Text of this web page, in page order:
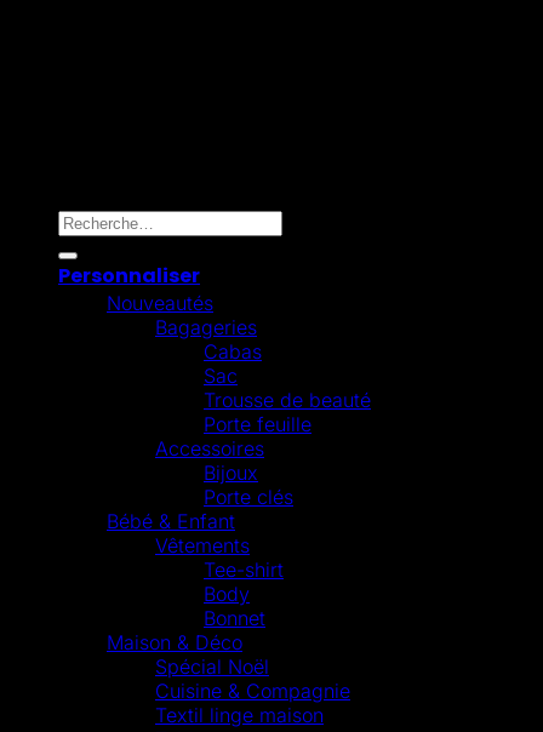
Personnaliser
Nouveautés
Bagageries
Cabas
Sac
Trousse de beauté
Porte feuille
Accessoires
Bijoux
Porte clés
Bébé & Enfant
Vêtements
Tee-shirt
Body
Bonnet
Maison & Déco
Spécial Noël
Cuisine & Compagnie
Textil linge maison